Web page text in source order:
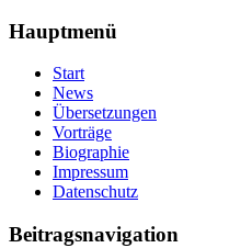
Hauptmenü
Start
News
Übersetzungen
Vorträge
Biographie
Impressum
Datenschutz
Beitragsnavigation